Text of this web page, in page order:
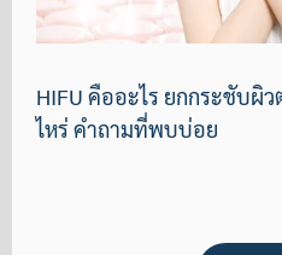
HIFU คืออะไร ยกกระชับผิว
ไหร่ คำถามที่พบบ่อย